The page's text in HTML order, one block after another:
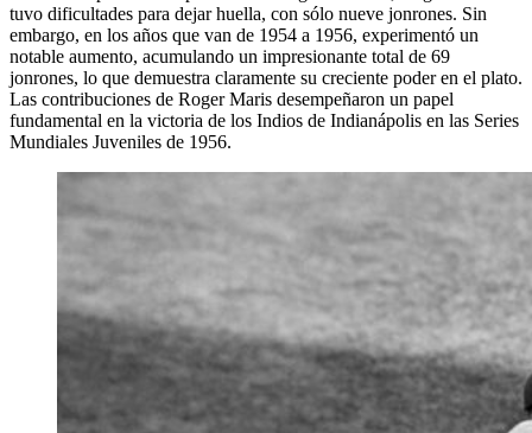
tuvo dificultades para dejar huella, con sólo nueve jonrones. Sin
embargo, en los años que van de 1954 a 1956, experimentó un
notable aumento, acumulando un impresionante total de 69
jonrones, lo que demuestra claramente su creciente poder en el plato.
Las contribuciones de Roger Maris desempeñaron un papel
fundamental en la victoria de los Indios de Indianápolis en las Series
Mundiales Juveniles de 1956.